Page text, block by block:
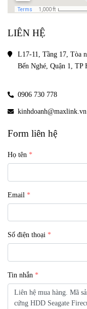
LIÊN HỆ
L17-11, Tầng 17, Tòa
Bến Nghé, Quận 1, TP
0906 730 778
kinhdoanh@maxlink.vn
Form liên hệ
Họ tên
Email
Số điện thoại
Tin nhắn